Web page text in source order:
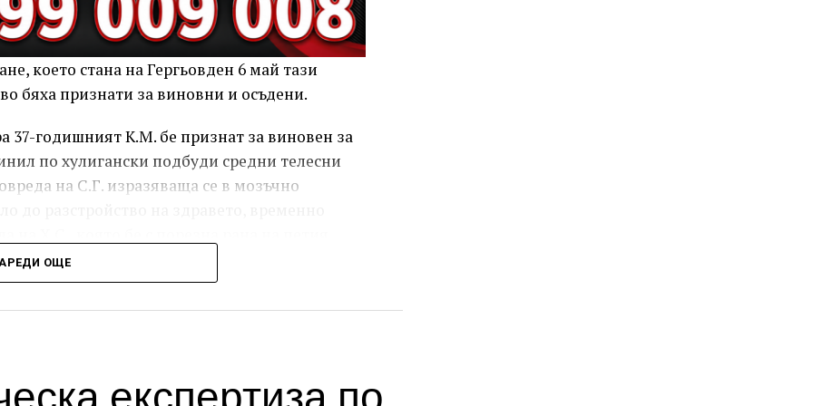
което стана на Гергьовден 6 май тази
бяха признати за виновни и осъдени.
37-годишният К.М. бе признат за виновен за
по хулигански подбуди средни телесни
на С.Г. изразяваща се в мозъчно
на здравето, неопасно за живота.
пък бе признат за виновен за това,
ОЩЕ
експертиза по